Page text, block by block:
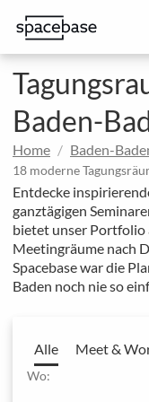
Baden-
Home Baden-
18 moderne
Entdecke
ganztägigen
bietet unser Portfolio
Meetingräume nach
Spacebase war die
Baden noch nie so
Alle Meet &
Wo: